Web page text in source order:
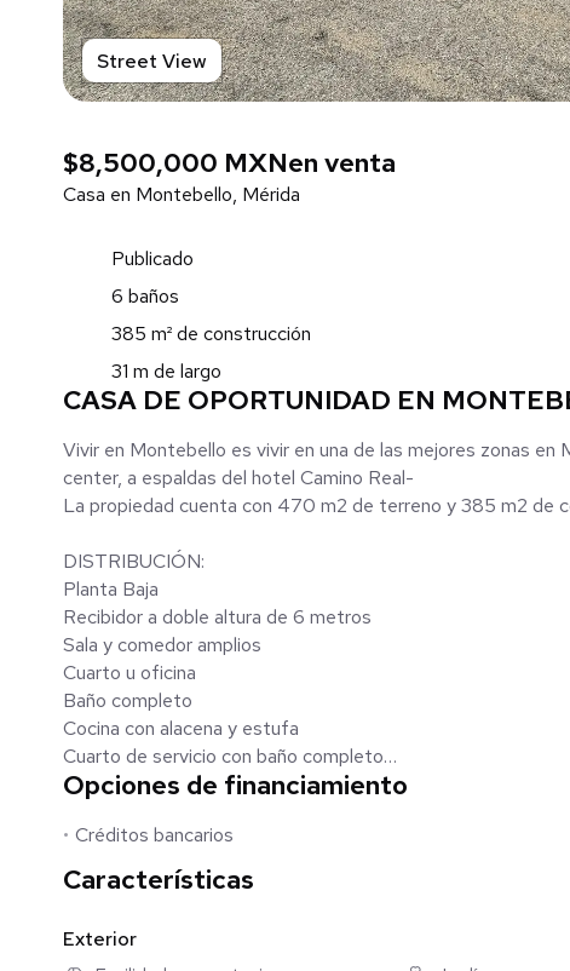
Street View
$8,500,000 MXNen venta
Casa en Montebello, Mérida
Publicado
6 baños
385 m² de construcción
31 m de largo
CASA DE OPORTUNIDAD EN
Vivir en Montebello es vivir en una de las mejores zonas
center, a espaldas del hotel Camino Real-
La propiedad cuenta con 470 m2 de terreno y 385 m2 de
DISTRIBUCIÓN:
Planta Baja
Recibidor a doble altura de 6 metros
Sala y comedor amplios
Cuarto u oficina
Baño completo
Cocina con alacena y estufa
Cuarto de servicio con baño completo
Área de tendido
Alberca con barra, asador y horno rústico
Cuarto de máquinas
Baño completo
Opciones de financiamiento
Créditos bancarios
Características
Exterior